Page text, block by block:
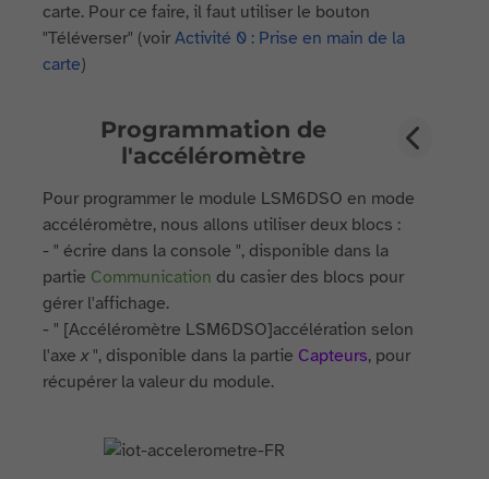
carte. Pour ce faire, il faut utiliser le bouton
"Téléverser" (voirActivité 0 : Prise en main de la
carte)
Programmation de
l'accéléromètre
Pour programmer le module LSM6DSO en mode
accéléromètre, nous allons utiliser deux blocs :
- " écrire dans la console ", disponible dans la
partie Communication du casier des blocs pour
gérer l'affichage.
- " [Accéléromètre LSM6DSO]accélération selon
l'axex ", disponible dans la partie Capteurs, pour
récupérer la valeur du module.